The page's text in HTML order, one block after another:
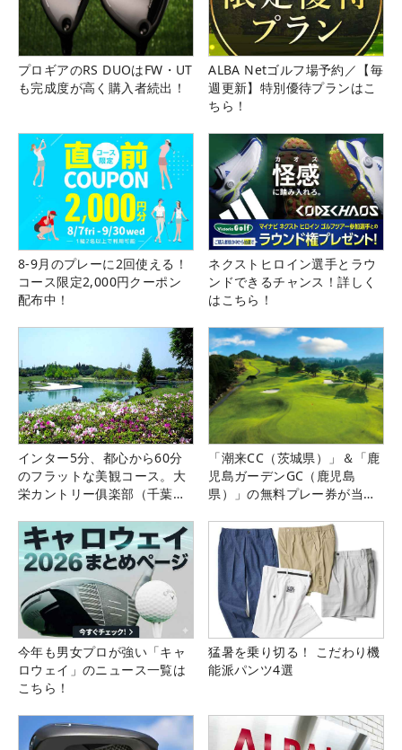
プロギアのRS DUOはFW・UT
も完成度が高く購入者続出！
ALBA Netゴルフ場予約／【毎
週更新】特別優待プランはこ
ちら！
8-9月のプレーに2回使える！
コース限定2,000円クーポン
配布中！
ネクストヒロイン選手とラウ
ンドできるチャンス！詳しく
はこちら！
インター5分、都心から60分
のフラットな美観コース。大
栄カントリー俱楽部（千葉
「潮来CC（茨城県）」＆「鹿
児島ガーデンGC（鹿児島
県）」の無料プレー券が当た
今年も男女プロが強い「キャ
ロウェイ」のニュース一覧は
こちら！
猛暑を乗り切る！ こだわり機
能派パンツ4選